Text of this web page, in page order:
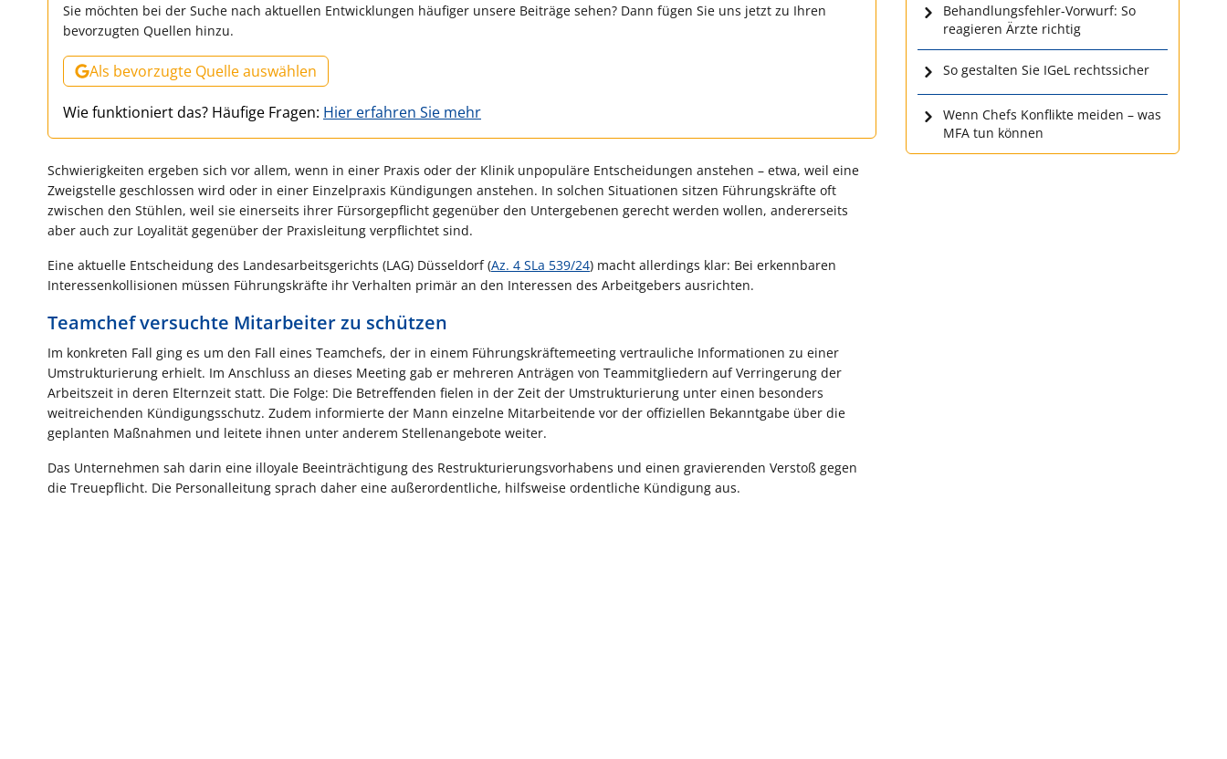
Sie möchten bei der Suche nach aktuellen Entwicklungen häufiger unsere Beiträge sehen? Dann fügen Sie uns jetzt zu Ihren
bevorzugten Quellen hinzu.
Als bevorzugte Quelle auswählen
Wie funktioniert das? Häufige Fragen: Hier erfahren Sie mehr
Schwierigkeiten ergeben sich vor allem, wenn in einer Praxis oder der Klinik unpopuläre Entscheidungen anstehen – etwa, weil eine
Zweigstelle geschlossen wird oder in einer Einzelpraxis Kündigungen anstehen. In solchen Situationen sitzen Führungskräfte oft
zwischen den Stühlen, weil sie einerseits ihrer Fürsorgepflicht gegenüber den Untergebenen gerecht werden wollen, andererseits
aber auch zur Loyalität gegenüber der Praxisleitung verpflichtet sind.
Eine aktuelle Entscheidung des Landesarbeitsgerichts (LAG) Düsseldorf (Az. 4 SLa 539/24) macht allerdings klar: Bei erkennbaren
Interessenkollisionen müssen Führungskräfte ihr Verhalten primär an den Interessen des Arbeitgebers ausrichten.
Teamchef versuchte Mitarbeiter zu schützen
Im konkreten Fall ging es um den Fall eines Teamchefs, der in einem Führungskräftemeeting vertrauliche Informationen zu einer
Umstrukturierung erhielt. Im Anschluss an dieses Meeting gab er mehreren Anträgen von Teammitgliedern auf Verringerung der
Arbeitszeit in deren Elternzeit statt. Die Folge: Die Betreffenden fielen in der Zeit der Umstrukturierung unter einen besonders
weitreichenden Kündigungsschutz. Zudem informierte der Mann einzelne Mitarbeitende vor der offiziellen Bekanntgabe über die
geplanten Maßnahmen und leitete ihnen unter anderem Stellenangebote weiter.
Das Unternehmen sah darin eine illoyale Beeinträchtigung des Restrukturierungsvorhabens und einen gravierenden Verstoß gegen
die Treuepflicht. Die Personalleitung sprach daher eine außerordentliche, hilfsweise ordentliche Kündigung aus.
Behandlungsfehler-Vorwurf: So
reagieren Ärzte richtig
So gestalten Sie IGeL rechtssicher
Wenn Chefs Konflikte meiden – was
MFA tun können